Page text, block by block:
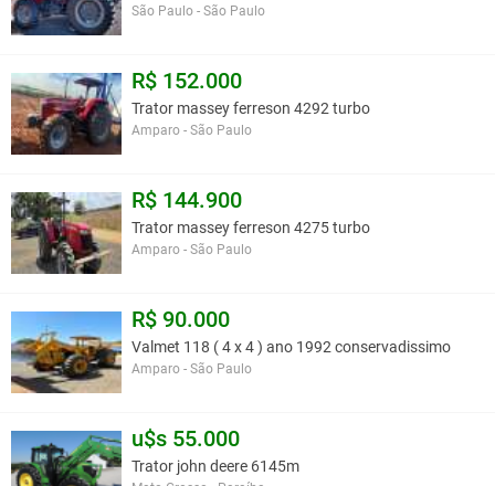
São Paulo - São Paulo
R$ 152.000
Trator massey ferreson 4292 turbo
Amparo - São Paulo
R$ 144.900
Trator massey ferreson 4275 turbo
Amparo - São Paulo
R$ 90.000
Valmet 118 ( 4 x 4 ) ano 1992 conservadissimo
Amparo - São Paulo
u$s 55.000
Trator john deere 6145m